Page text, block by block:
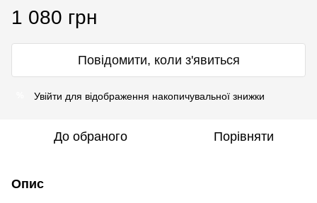
1 080 грн
Повідомити, коли з'явиться
Увійти для відображення накопичувальної знижки
До обраного Порівняти
Опис